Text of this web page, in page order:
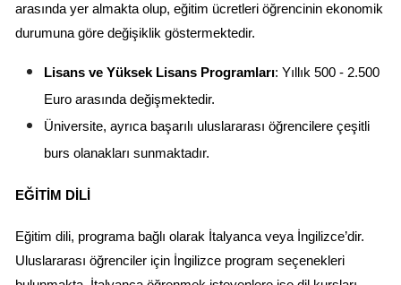
arasında yer almakta olup, eğitim ücretleri öğrencinin ekonomik
durumuna göre değişiklik göstermektedir.
Lisans ve Yüksek Lisans Programları: Yıllık 500 - 2.500
Euro arasında değişmektedir.
Üniversite, ayrıca başarılı uluslararası öğrencilere çeşitli
burs olanakları sunmaktadır.
EĞITIM DILI
Eğitim dili, programa bağlı olarak İtalyanca veya İngilizce’dir.
Uluslararası öğrenciler için İngilizce program seçenekleri